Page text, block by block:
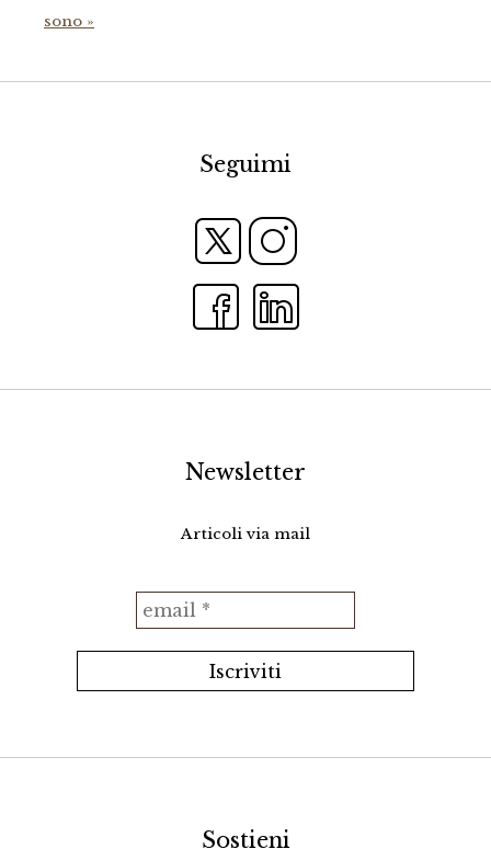
sono »
Seguimi
Newsletter
Articoli via mail
Sostieni